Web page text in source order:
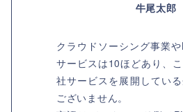
牛尾太郎
クラウドソーシング事業や
サービスは10ほどあり、
社サービスを展開してい
ございません。